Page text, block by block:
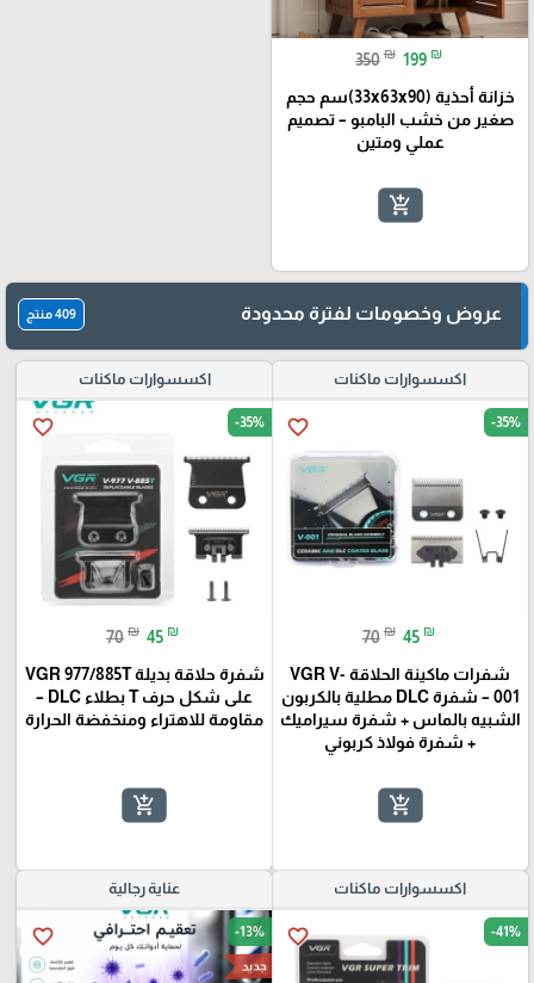
350 ₪ 199 ₪
خزانة أحذية (33x63x90)سم حجم
صغير من خشب البامبو – تصميم
عملي ومتين
add_shopping_cart
عروض وخصومات لفترة محدودة 409 منتج
اكسسوارات ماكنات
favorite_border -35%
70 ₪ 45 ₪
شفرات ماكينة الحلاقة VGR V-
001 – شفرة DLC مطلية بالكربون
الشبيه بالماس + شفرة سيراميك
+ شفرة فولاذ كربوني
add_shopping_cart
اكسسوارات ماكنات
favorite_border -35%
70 ₪ 45 ₪
شفرة حلاقة بديلة VGR 977/885T
على شكل حرف T بطلاء DLC –
مقاومة للاهتراء ومنخفضة الحرارة
add_shopping_cart
اكسسوارات ماكنات
favorite_border -41%
عناية رجالية
favorite_border -13%
جديد